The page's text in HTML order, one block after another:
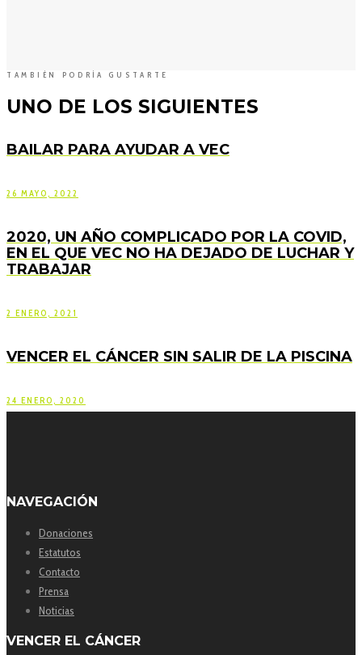
TAMBIÉN PODRÍA GUSTARTE
UNO DE LOS SIGUIENTES
BAILAR PARA AYUDAR A VEC
26 MAYO, 2022
2020, UN AÑO COMPLICADO POR LA COVID,
EN EL QUE VEC NO HA DEJADO DE LUCHAR Y
TRABAJAR
2 ENERO, 2021
VENCER EL CÁNCER SIN SALIR DE LA PISCINA
24 ENERO, 2020
NAVEGACIÓN
Donaciones
Estatutos
Contacto
Prensa
Noticias
VENCER EL CÁNCER